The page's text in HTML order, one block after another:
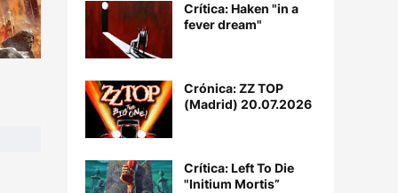
Crítica: Haken "in a
fever dream"
Crónica: ZZ TOP
(Madrid) 20.07.2026
Crítica: Left To Die
"Initium Mortis”